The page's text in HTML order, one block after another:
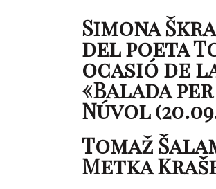
Simona
del poeta
ocasió de
«Balada
Núvol
Tomaž
Metka